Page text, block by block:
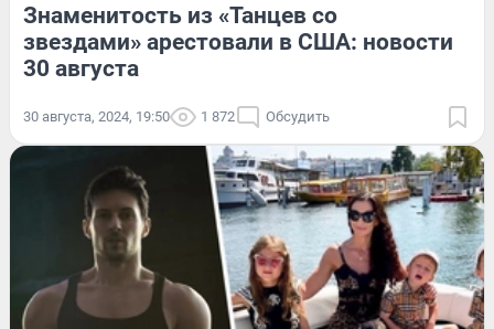
Знаменитость из «Танцев со
звездами» арестовали в США: новости
30 августа
30 августа, 2024, 19:50 1 872 Обсудить